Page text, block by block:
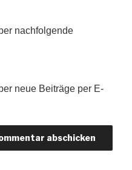
nachfolgende
neue Beiträge per E-